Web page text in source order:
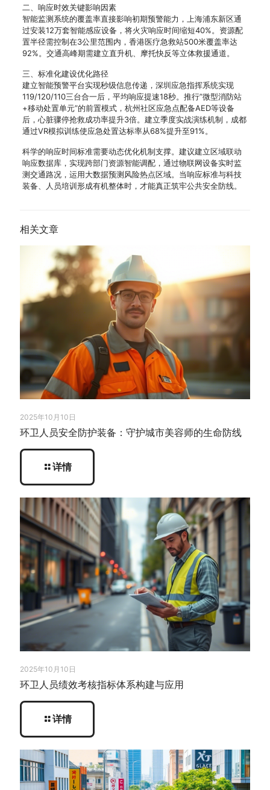
二、响应时效关键影响因素
智能监测系统的覆盖率直接影响初期预警能力，上海浦东新区通
过安装12万套智能感应设备，将火灾响应时间缩短40%。资源配
置半径需控制在3公里范围内，香港医疗急救站500米覆盖率达
92%。交通高峰期需建立直升机、摩托快反等立体救援通道。
三、标准化建设优化路径
建立智能预警平台实现秒级信息传递，深圳应急指挥系统实现
119/120/110三台合一后，平均响应提速18秒。推行”微型消防站
+移动处置单元”的前置模式，杭州社区应急点配备AED等设备
后，心脏骤停抢救成功率提升3倍。建立季度实战演练机制，成都
通过VR模拟训练使应急处置达标率从68%提升至91%。
科学的响应时间标准需要动态优化机制支撑。建议建立区域联动
响应数据库，实现跨部门资源智能调配，通过物联网设备实时监
测交通路况，运用大数据预测风险热点区域。当响应标准与科技
装备、人员培训形成有机整体时，才能真正筑牢公共安全防线。
相关文章
2025年10月10日
环卫人员安全防护装备：守护城市美容师的生命防线
详情
2025年10月10日
环卫人员绩效考核指标体系构建与应用
详情